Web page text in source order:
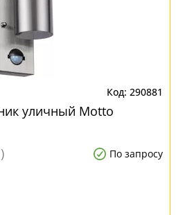
290881
уличный Motto
По запросу